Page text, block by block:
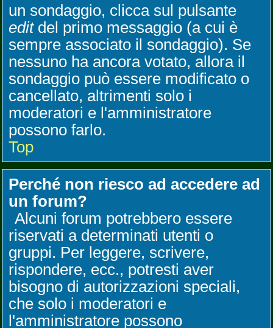
un sondaggio, clicca sul pulsante
editdel primo messaggio (a cui è
sempre associato il sondaggio). Se
nessuno ha ancora votato, allora il
sondaggio può essere modificato o
cancellato, altrimenti solo i
moderatori e l'amministratore
possono farlo.
Top
Perché non riesco ad accedere ad
un forum?
Alcuni forum potrebbero essere
riservati a determinati utenti o
gruppi. Per leggere, scrivere,
rispondere, ecc., potresti aver
bisogno di autorizzazioni speciali,
che solo i moderatori e
l'amministratore possono